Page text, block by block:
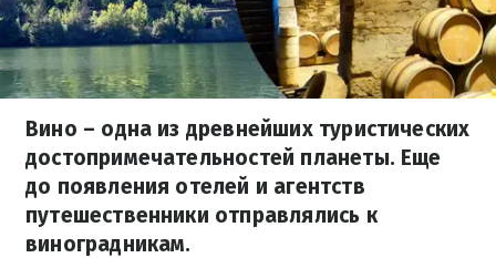
Вино – одна из древнейших туристических
достопримечательностей планеты. Еще
до появления отелей и агентств
путешественники отправлялись к
виноградникам.